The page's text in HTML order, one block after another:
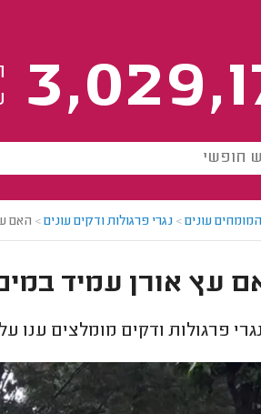
המומחים עונים> נגרי פרגולות ודקים עונים> האם
עץ אורן עמיד
פרגולות ודקים מומלצים